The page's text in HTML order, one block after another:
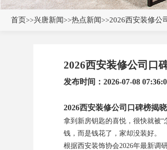
首页>>兴唐新闻>>热点新闻>>2026西安装修公
2026西安装修公司口
发布时间：2026-07-08
2026西安装修公司口碑榜揭
拿到新房钥匙的喜悦，很快就被
钱，而是钱花了，家却没装好。
根据西安装饰协会2026年最新调